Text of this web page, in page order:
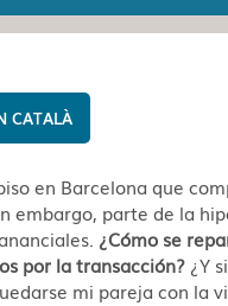
CATALÀ
en Barcelona que
embargo, parte de la
¿Cómo se
por la transacción? ¿Y
mi pareja con la